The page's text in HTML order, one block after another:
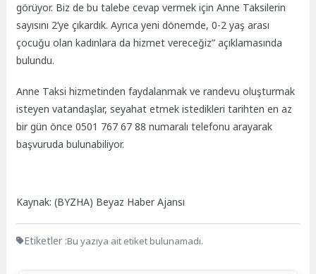
görüyor. Biz de bu talebe cevap vermek için Anne Taksilerin
sayısını 2’ye çıkardık. Ayrıca yeni dönemde, 0-2 yaş arası
çocuğu olan kadınlara da hizmet vereceğiz” açıklamasında
bulundu.
Anne Taksi hizmetinden faydalanmak ve randevu oluşturmak
isteyen vatandaşlar, seyahat etmek istedikleri tarihten en az
bir gün önce0501 767 67 88 numaralı telefonu arayarak
başvuruda bulunabiliyor.
Kaynak: (BYZHA) Beyaz Haber Ajansı
Etiketler :Bu yazıya ait etiket bulunamadı.